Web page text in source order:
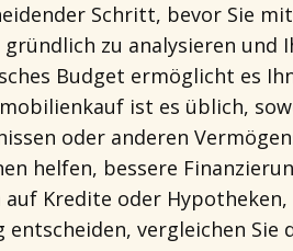
Schritt, bevor Sie
zu analysieren und
Budget ermöglicht es
ist es üblich,
oder anderen
helfen, bessere
Kredite oder Hypotheken,
vergleichen Sie